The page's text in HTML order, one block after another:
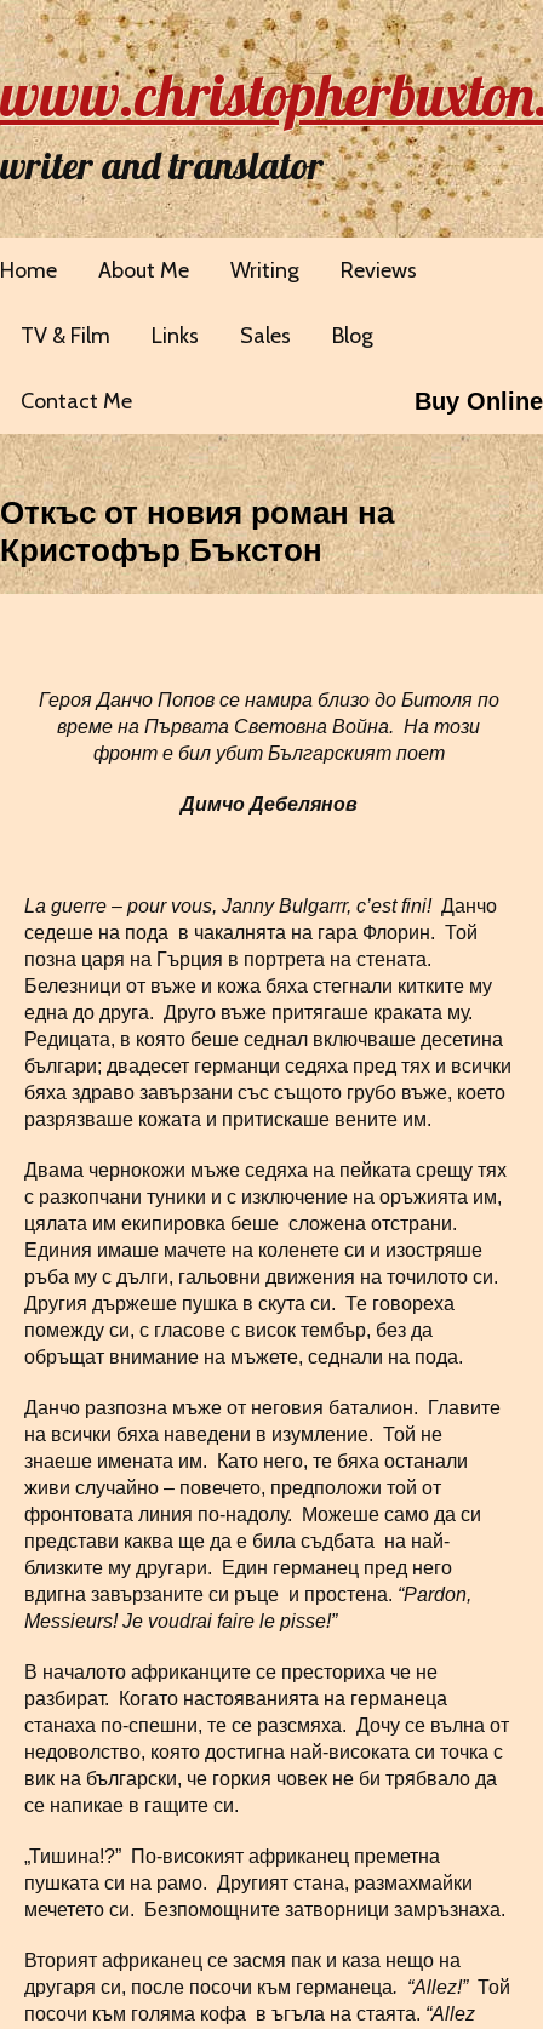
writer and translator
Home About Me Writing Reviews
TV & Film Links Sales Blog
Contact Me Buy Online
Откъс от новия роман на
Кристофър Бъкстон
Героя Данчо Попов се намира близо до Битоля по
време на Първата Световна Война. На този
фронт е бил убит Българският поет
Димчо Дебелянов
La guerre – pour vous, Janny Bulgarrr, c’est fini!Данчо
седеше на пода в чакалнята на гара Флорин. Той
позна царя на Гърция в портрета на стената.
Белезници от въже и кожа бяха стегнали китките му
една до друга. Друго въже притягаше краката му.
Редицата, в която беше седнал включваше десетина
българи; двадесет германци седяха пред тях и всички
бяха здраво завързани със същото грубо въже, което
разрязваше кожата и притискаше вените им.
Двама чернокожи мъже седяха на пейката срещу тях
с разкопчани туники и с изключение на оръжията им,
цялата им екипировка беше сложена отстрани.
Единия имаше мачете на коленете си и изостряше
ръба му с дълги, гальовни движения на точилото си.
Другия държеше пушка в скута си. Те говореха
помежду си, с гласове с висок тембър, без да
обръщат внимание на мъжете, седнали на пода.
Данчо разпозна мъже от неговия баталион. Главите
на всички бяха наведени в изумление. Той не
знаеше имената им. Като него, те бяха останали
живи случайно – повечето, предположи той от
фронтовата линия по-надолу. Можеше само да си
представи каква ще да е била съдбата на най-
близките му другари. Един германец пред него
вдигна завързаните си ръце и простена. “Pardon,
Messieurs!Je voudrai faire le pisse!”
В началото африканците се престориха че не
разбират. Когато настояванията на германеца
станаха по-спешни, те се разсмяха. Дочу се вълна от
недоволство, която достигна най-високата си точка с
вик на български, че горкия човек не би трябвало да
се напикае в гащите си.
„Тишина!?” По-високият африканец преметна
пушката си на рамо. Другият стана, размахмайки
мечетето си. Безпомощните затворници замръзнаха.
Вторият африканец се засмя пак и каза нещо на
другаря си, после посочи към германеца. “Allez!” Той
посочи към голяма кофа в ъгъла на стаята. “Allez